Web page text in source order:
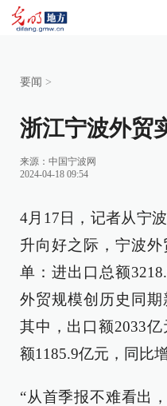
要闻 >
浙江宁波外贸
来源： 中国宁波网
2024-04-18 09:54
4月17日，记者从宁
升向好之际，宁波
单：进出口总额
外贸规模创历史同期
其中，出口额2033
额1185.9亿元，同比
“从首季报不难看出